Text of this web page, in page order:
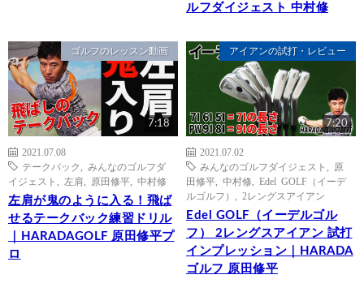
ルフダイジェスト 中村修
ゴルフのレッスン動画
7:18
2021.07.08
テークバック
みんなのゴルフダ
イジェスト
左肩 原田修平 中村修
左肩が鬼のように入る！飛ば
せるテークバック練習ドリル
｜HARADAGOLF 原田修平プ
ロ
アイアンの試打・レビュー
7:20
2021.07.02
みんなのゴルフダイジェスト
原
田修平
中村修
Edel GOLF（イーデ
ルゴルフ）
2レングスアイアン
Edel GOLF（イーデルゴル
フ） 2レングスアイアン 試打
インプレッション｜HARADA
ゴルフ 原田修平